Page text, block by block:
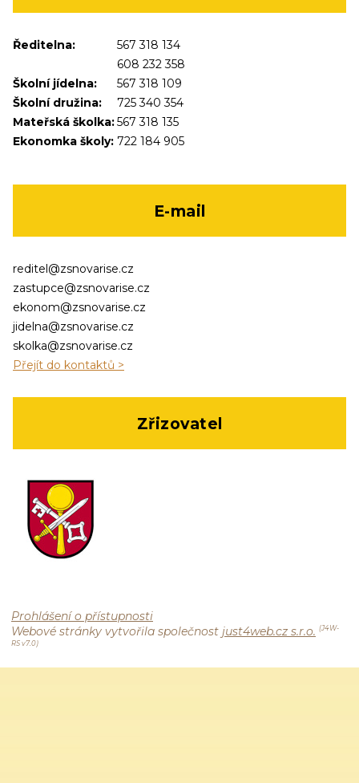
Ředitelna:
567 318 134
608 232 358
Školní jídelna:
567 318 109
Školní družina:
725 340 354
Mateřská školka:567 318 135
Ekonomka školy: 722 184 905
E-mail
reditel@zsnovarise.cz
zastupce@zsnovarise.cz
ekonom@zsnovarise.cz
jidelna@zsnovarise.cz
skolka@zsnovarise.cz
Přejít do kontaktů >
Zřizovatel
Prohlášení o přístupnosti
Webové stránky vytvořila společnost just4web.cz s.r.o. (J4W-
RS v7.0)